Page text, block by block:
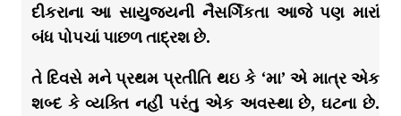
દીકરાના આ સાયુજ્યની નૈસર્ગિકતા આજે પણ મારાં
બંધ પોપચાં પાછળ તાદ્રશ છે.
તે દિવસે મને પ્રથમ પ્રતીતિ થઇ કે ‘મા’ એ માત્ર એક
શબ્દ કે વ્યક્તિ નહીં પરંતુ એક અવસ્થા છે, ઘટના છે.